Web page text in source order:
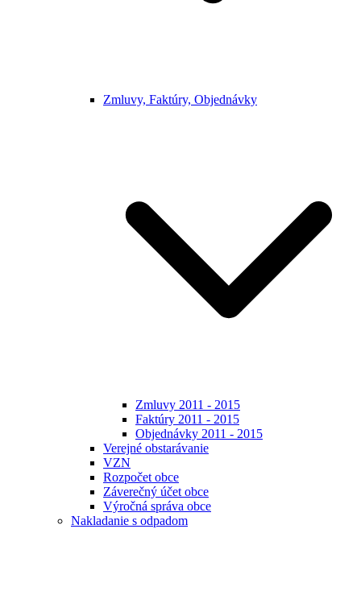
Zmluvy, Faktúry, Objednávky
Zmluvy 2011 - 2015
Faktúry 2011 - 2015
Objednávky 2011 - 2015
Verejné obstarávanie
VZN
Rozpočet obce
Záverečný účet obce
Výročná správa obce
Nakladanie s odpadom